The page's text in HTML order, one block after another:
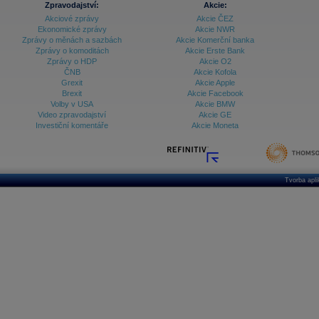
Archiv - Vývoj české koruny
Archiv analýz - Makroukazatele
Ceny průmyslových výrobců - Data a prognózy
Ceny průmyslových výrobců - Graf (ČR)
Ceny průmyslových výrobců - Kalendář (ČR)
Ceny průmyslových výrobců - Zpravodajství
Databanka - Ceny
Zpravodajství:
Akciové zprávy
Ekonomické zprávy
Zprávy o měnách a sazbách
Zprávy o komoditách
Zprávy o HDP
ČNB
Grexit
Brexit
Volby v USA
Video zpravodajství
Investiční komentáře
Akcie:
Akcie ČEZ
Akcie NWR
Akcie Komerční banka
Akcie Erste Bank
Akcie O2
Akcie Kofola
Akcie Apple
Akcie Facebook
Akcie BMW
Akcie GE
Akcie Moneta
Tvorba